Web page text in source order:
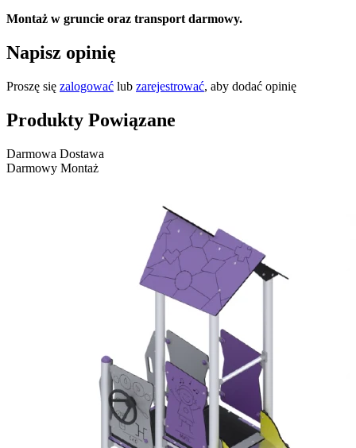
Montaż w gruncie oraz transport darmowy.
Napisz opinię
Proszę się zalogować lub zarejestrować, aby dodać opinię
Produkty Powiązane
Darmowa Dostawa
Darmowy Montaż